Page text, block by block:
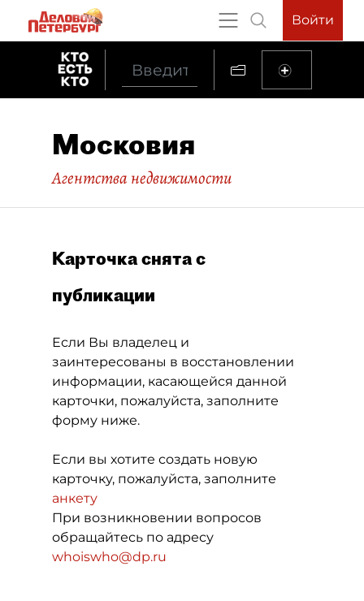
Войти
Московия
Агентства недвижимости
Карточка снята с
публикации
Если Вы владелец и
заинтересованы в восстановлении
информации, касающейся данной
карточки, пожалуйста, заполните
форму ниже.
Если вы хотите создать новую
карточку, пожалуйста, заполните
анкету
При возникновении вопросов
обращайтесь по адресу
whoiswho@dp.ru